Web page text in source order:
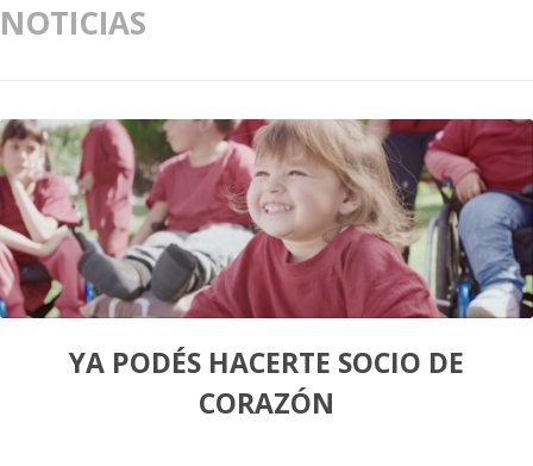
NOTICIAS
YA PODÉS HACERTE SOCIO DE
CORAZÓN